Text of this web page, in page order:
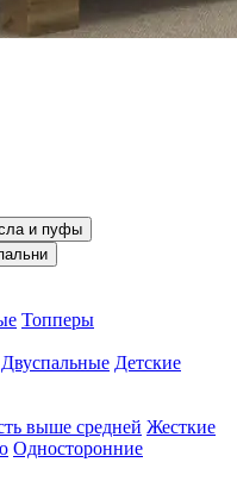
и пуфы
Топперы
Двуспальные Детские
выше средней Жесткие
Односторонние